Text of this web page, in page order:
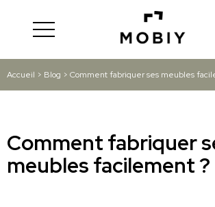
Accueil > Blog > Comment fabriquer ses meubles
Comment fabriquer
meubles facilement ?